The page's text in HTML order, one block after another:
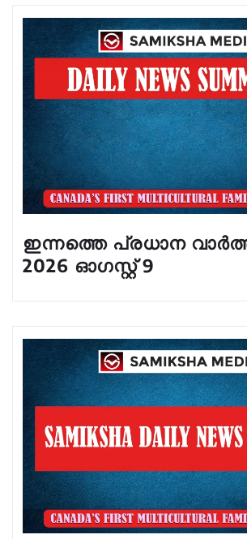
ഇന്നത്തെ പ്രധാന
2026 ഓഗസ്റ്റ് 9